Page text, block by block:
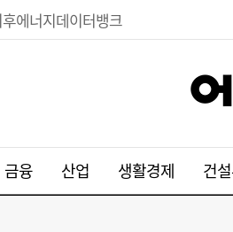
에너지데이터뱅크
금융 산업 생활경제 건